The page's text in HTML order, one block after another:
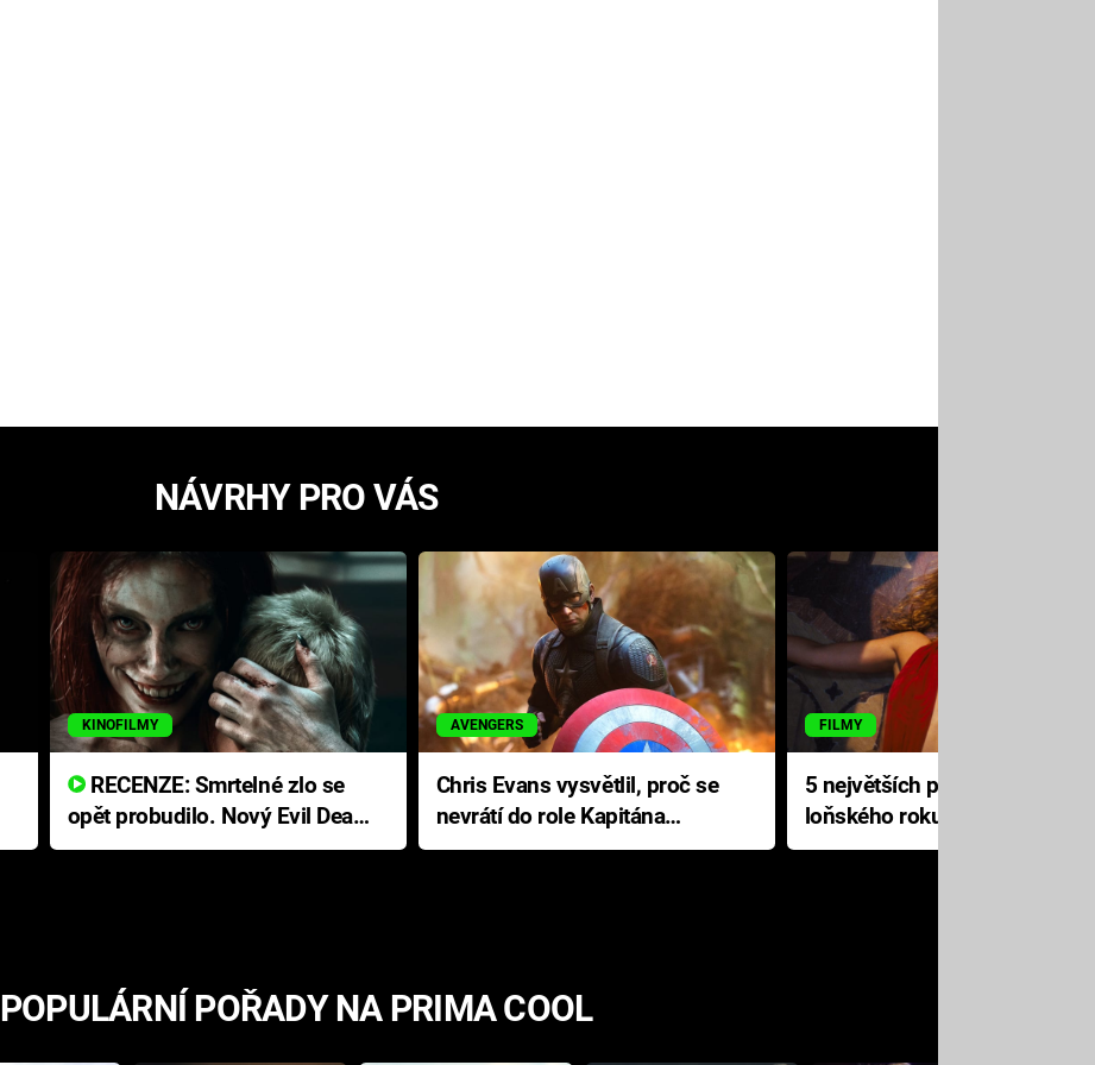
NÁVRHY PRO VÁS
KINOFILMY
RECENZE: Smrtelné zlo se
opět probudilo. Nový Evil Dead
přichází s neodolatelnou
AVENGERS
Chris Evans vysvětlil, proč se
nevrátí do role Kapitána
Ameriky
FILMY
5 největších propadáků
loňského roku: Disney na
jediné katastrofě prodělal 200
POPULÁRNÍ POŘADY NA PRIMA COOL